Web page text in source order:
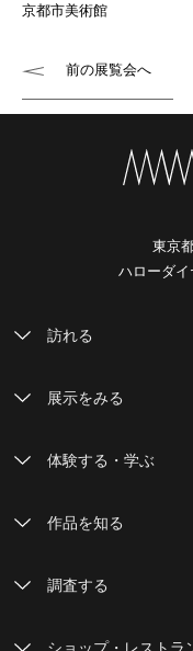
京都市美術館
前の展覧会へ
東京
ハローダイ
訪れる
展示をみる
体験する・学ぶ
作品を知る
調査する